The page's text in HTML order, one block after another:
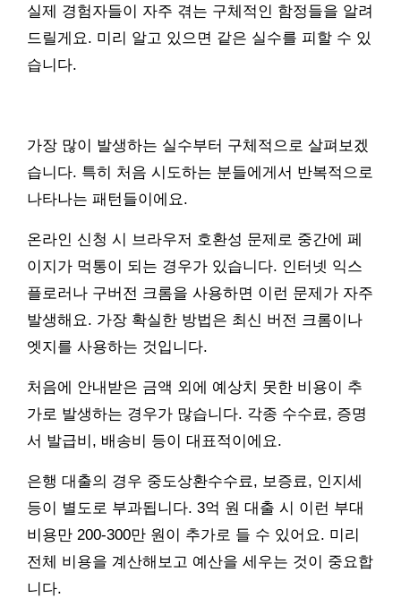
실제 경험자들이 자주 겪는 구체적인 함정들을 알려
드릴게요. 미리 알고 있으면 같은 실수를 피할 수 있
습니다.
가장 많이 발생하는 실수부터 구체적으로 살펴보겠
습니다. 특히 처음 시도하는 분들에게서 반복적으로
나타나는 패턴들이에요.
온라인 신청 시 브라우저 호환성 문제로 중간에 페
이지가 먹통이 되는 경우가 있습니다. 인터넷 익스
플로러나 구버전 크롬을 사용하면 이런 문제가 자주
발생해요. 가장 확실한 방법은 최신 버전 크롬이나
엣지를 사용하는 것입니다.
처음에 안내받은 금액 외에 예상치 못한 비용이 추
가로 발생하는 경우가 많습니다. 각종 수수료, 증명
서 발급비, 배송비 등이 대표적이에요.
은행 대출의 경우 중도상환수수료, 보증료, 인지세
등이 별도로 부과됩니다. 3억 원 대출 시 이런 부대
비용만 200-300만 원이 추가로 들 수 있어요. 미리
전체 비용을 계산해보고 예산을 세우는 것이 중요합
니다.